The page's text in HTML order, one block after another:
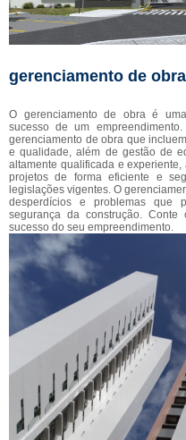
gerenciamento de obra
O gerenciamento de obra é
sucesso de um
gerenciamento de obra que
e qualidade, além de gestão de
altamente qualificada e
projetos de forma eficiente e
legislações vigentes. O
desperdícios e problemas que
segurança da construção.
sucesso do seu empreendimento.